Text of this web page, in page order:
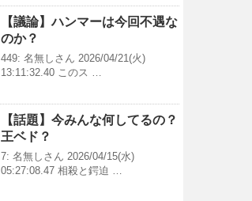
【議論】ハンマーは今回不遇な
のか？
449: 名無しさん 2026/04/21(火)
13:11:32.40 このス …
【話題】今みんな何してるの？
王ベド？
7: 名無しさん 2026/04/15(水)
05:27:08.47 相殺と鍔迫 …